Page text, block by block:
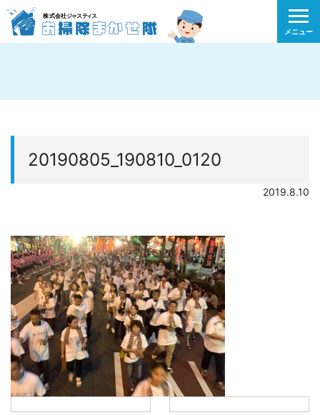
メニュー
20190805_190810_0120
2019.8.10